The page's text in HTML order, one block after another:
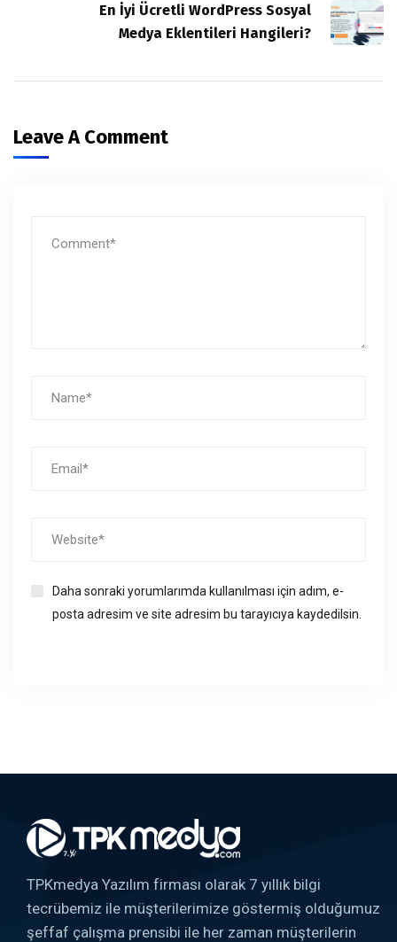
En İyi Ücretli WordPress Sosyal
Medya Eklentileri Hangileri?
Leave A Comment
Daha sonraki yorumlarımda kullanılması için adım, e-
posta adresim ve site adresim bu tarayıcıya kaydedilsin.
TPKmedya Yazılım firması olarak 7 yıllık bilgi
tecrübemiz ile müşterilerimize göstermiş olduğumuz
şeffaf çalışma prensibi ile her zaman müşterilerin